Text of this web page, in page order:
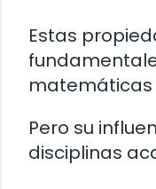
Estas
matemáticas
Pero su
disciplinas